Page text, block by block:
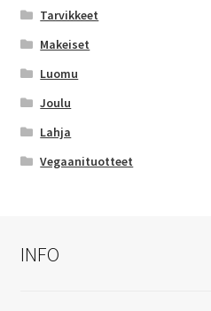
Tarvikkeet
Makeiset
Luomu
Joulu
Lahja
Vegaanituotteet
INFO